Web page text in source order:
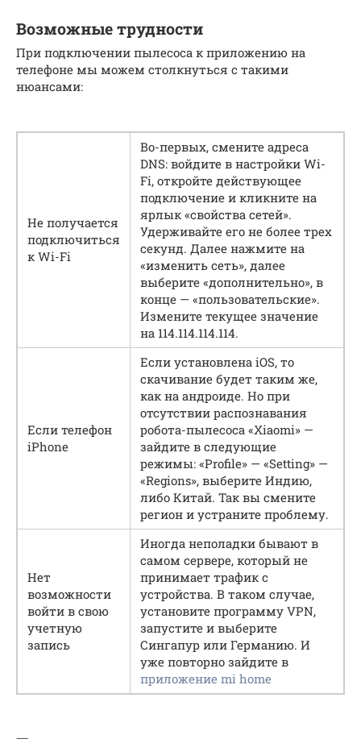
Возможные трудности
При подключении пылесоса к приложению на
телефоне мы можем столкнуться с такими
нюансами:
Не получается
подключиться
к Wi-Fi
Во-первых, смените адреса
DNS: войдите в настройки Wi-
Fi, откройте действующее
подключение и кликните на
ярлык «свойства сетей».
Удерживайте его не более трех
секунд. Далее нажмите на
«изменить сеть», далее
выберите «дополнительно», в
конце — «пользовательские».
Измените текущее значение
на 114.114.114.114.
Если телефон
iPhone
Если установлена iOS, то
скачивание будет таким же,
как на андроиде. Но при
отсутствии распознавания
робота-пылесоса «Xiaomi» —
зайдите в следующие
режимы: «Profile» — «Setting» —
«Regions», выберите Индию,
либо Китай. Так вы смените
регион и устраните проблему.
Нет
возможности
войти в свою
учетную
запись
Иногда неполадки бывают в
самом сервере, который не
принимает трафик с
устройства. В таком случае,
установите программу VPN,
запустите и выберите
Сингапур или Германию. И
уже повторно зайдите в
приложение mi home